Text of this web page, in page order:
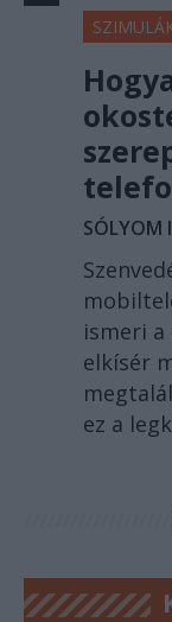
SÓLYOM
ismeri
elkísér
ez a